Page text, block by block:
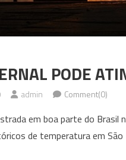
PODE
admin Comment(0)
em boa parte do
de temperatura em